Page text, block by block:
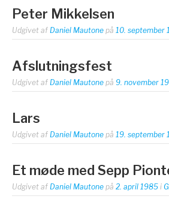
Peter Mikkelsen
Udgivet af Daniel Mautone på 10. september
Afslutningsfest
Udgivet af Daniel Mautone på 9. november
Lars
Udgivet af Daniel Mautone på 19. september
Et møde med Sepp
Udgivet af Daniel Mautone på 2. april 1985 i